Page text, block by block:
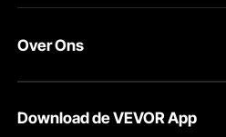
Pro-ledenprogramma
Over Ons
Voorwaarden van de dienst
Download de VEVOR App